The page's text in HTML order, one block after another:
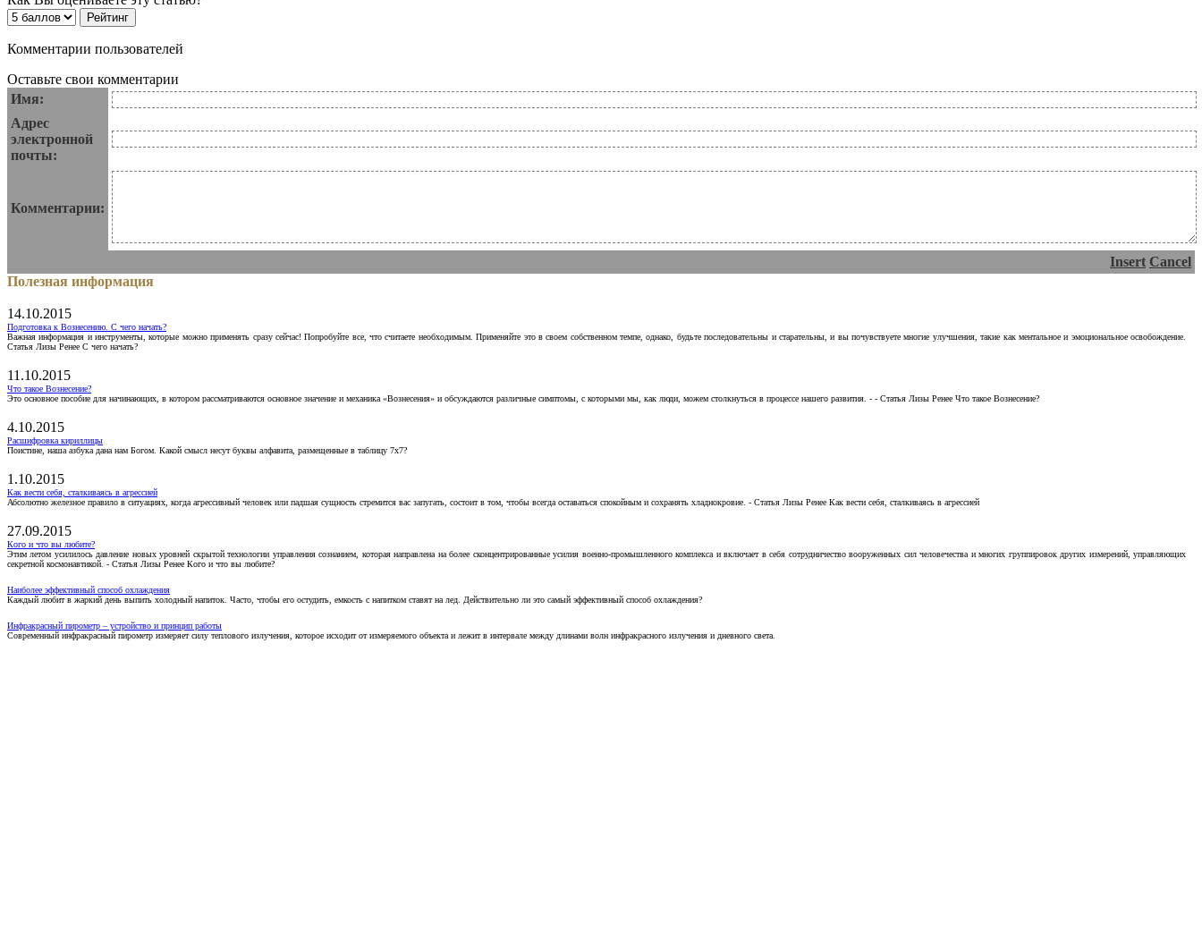
Комментарии пользователей
Оставьте свои комментарии
Имя:
Адрес
электронной
почты:
Комментарии:
Insert Cancel
Полезная информация
14.10.2015
Подготовка к Вознесению. С чего начать?
Важная информация и инструменты, которые можно применять сразу сейчас! Попробуйте все, что считаете необходимым. Применяйте это в своем собственном темпе, однако, будьте последовательны и старательны, и вы почувствуете многие улучшения, такие как ментальное и эмоциональное освобождение.
Статья Лизы Ренее С чего начать?
11.10.2015
Что такое Вознесение?
Это основное пособие для начинающих, в котором рассматриваются основное значение и механика «Вознесения» и обсуждаются различные симптомы, с которыми мы, как люди, можем столкнуться в процессе нашего развития. - - Статья Лизы Ренее Что такое Вознесение?
4.10.2015
Расшифровка кириллицы
Поистине, наша азбука дана нам Богом. Какой смысл несут буквы алфавита, размещенные в таблицу 7х7?
1.10.2015
Как вести себя, сталкиваясь в агрессией
Абсолютно железное правило в ситуациях, когда агрессивный человек или падшая сущность стремится вас запугать, состоит в том, чтобы всегда оставаться спокойным и сохранять хладнокровие. - Статья Лизы Ренее Как вести себя, сталкиваясь в агрессией
27.09.2015
Кого и что вы любите?
Этим летом усилилось давление новых уровней скрытой технологии управления сознанием, которая направлена на более сконцентрированные усилия военно-промышленного комплекса и включает в себя сотрудничество вооруженных сил человечества и многих группировок других измерений, управляющих
секретной космонавтикой. - Статья Лизы Ренее Кого и что вы любите?
Наиболее эффективный способ охлаждения
Каждый любит в жаркий день выпить холодный напиток. Часто, чтобы его остудить, емкость с напитком ставят на лед. Действительно ли это самый эффективный способ охлаждения?
Инфракрасный пирометр – устройство и принцип работы
Современный инфракрасный пирометр измеряет силу теплового излучения, которое исходит от измеряемого объекта и лежит в интервале между длинами волн инфракрасного излучения и дневного света.